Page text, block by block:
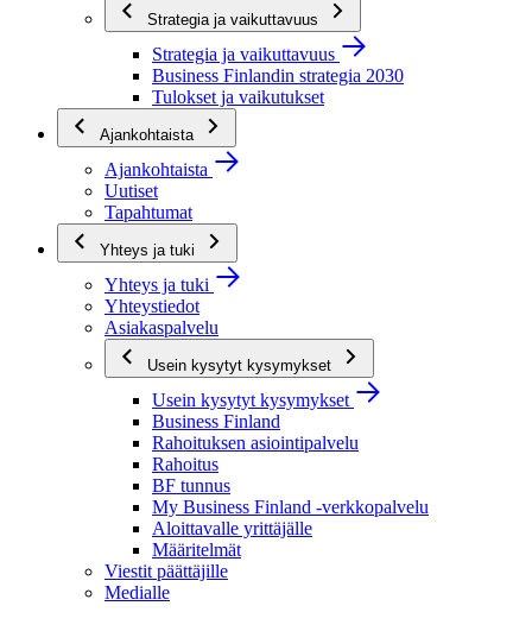
Strategia ja vaikuttavuus
Strategia ja vaikuttavuus
Business Finlandin strategia 2030
Tulokset ja vaikutukset
Ajankohtaista
Ajankohtaista
Uutiset
Tapahtumat
Yhteys ja tuki
Yhteys ja tuki
Yhteystiedot
Asiakaspalvelu
Usein kysytyt kysymykset
Usein kysytyt kysymykset
Business Finland
Rahoituksen asiointipalvelu
Rahoitus
BF tunnus
My Business Finland -verkkopalvelu
Aloittavalle yrittäjälle
Määritelmät
Viestit päättäjille
Medialle